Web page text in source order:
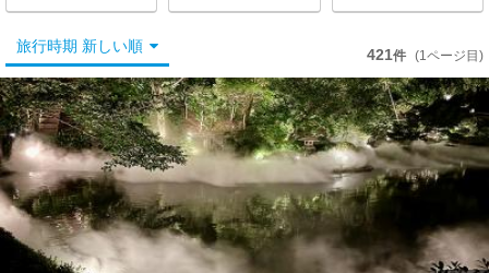
べ
て
秋
葉
原
・
御
茶
ノ
水
旅行時期 新しい順 421件 (1ページ目)